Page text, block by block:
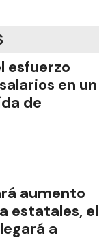
esfuerzo
en un
de
aumento
estatales, el
a